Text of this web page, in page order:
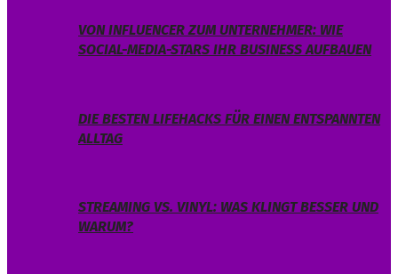
VON INFLUENCER ZUM UNTERNEHMER: WIE
SOCIAL-MEDIA-STARS IHR BUSINESS AUFBAUEN
DIE BESTEN LIFEHACKS FÜR EINEN ENTSPANNTEN
ALLTAG
STREAMING VS. VINYL: WAS KLINGT BESSER UND
WARUM?